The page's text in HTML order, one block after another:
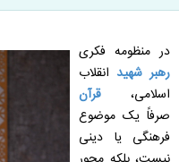
در منظومه فکری
رهبر شهید انقلاب
اسلامی، قرآن
صرفاً یک موضوع
فرهنگی یا دینی